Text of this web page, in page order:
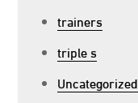
trainers
triple s
Uncategorized